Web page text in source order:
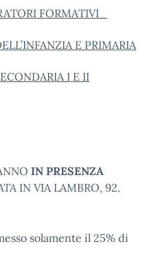
FORMATIVI_
E PRIMARIA
I E II
IN PRESENZA
IN VIA LAMBRO, 92.
solamente il 25% di